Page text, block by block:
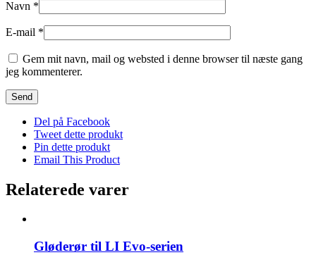
Navn *
E-mail *
Gem mit navn, mail og websted i denne browser til næste gang
jeg kommenterer.
Del på Facebook
Tweet dette produkt
Pin dette produkt
Email This Product
Relaterede varer
Gløderør til LI Evo-serien